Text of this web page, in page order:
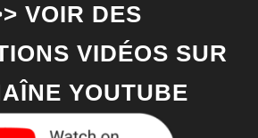
VOIR DES
VIDÉOS SUR
YOUTUBE